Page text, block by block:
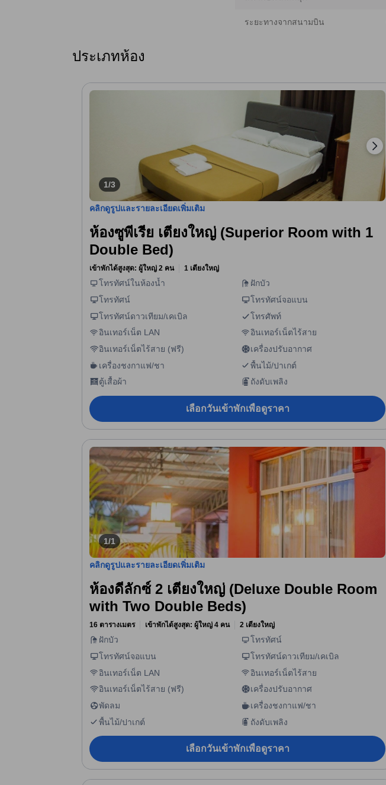
ระยะทางจากสนามบิน
ประเภทห้อง
1/3
คลิกดูรูปและรายละเอียดเพิ่มเติม
ห้องซูพีเรีย เตียงใหญ่ (Superior Room with 1
Double Bed)
เข้าพักได้สูงสุด: ผู้ใหญ่ 2 คน 1 เตียงใหญ่
โทรทัศน์ในห้องน้ำ
ฝักบัว
โทรทัศน์
โทรทัศน์จอแบน
โทรทัศน์ดาวเทียม/เคเบิล
โทรศัพท์
อินเทอร์เน็ต LAN
อินเทอร์เน็ตไร้สาย
อินเทอร์เน็ตไร้สาย (ฟรี)
เครื่องปรับอากาศ
เครื่องชงกาแฟ/ชา
พื้นไม้/ปาเกต์
ตู้เสื้อผ้า
ถังดับเพลิง
เลือกวันเข้าพักเพื่อดูราคา
1/1
คลิกดูรูปและรายละเอียดเพิ่มเติม
ห้องดีลักซ์ 2 เตียงใหญ่ (Deluxe Double Room
with Two Double Beds)
16 ตารางเมตร เข้าพักได้สูงสุด: ผู้ใหญ่ 4 คน 2 เตียงใหญ่
ฝักบัว
โทรทัศน์
โทรทัศน์จอแบน
โทรทัศน์ดาวเทียม/เคเบิล
อินเทอร์เน็ต LAN
อินเทอร์เน็ตไร้สาย
อินเทอร์เน็ตไร้สาย (ฟรี)
เครื่องปรับอากาศ
พัดลม
เครื่องชงกาแฟ/ชา
พื้นไม้/ปาเกต์
ถังดับเพลิง
เลือกวันเข้าพักเพื่อดูราคา